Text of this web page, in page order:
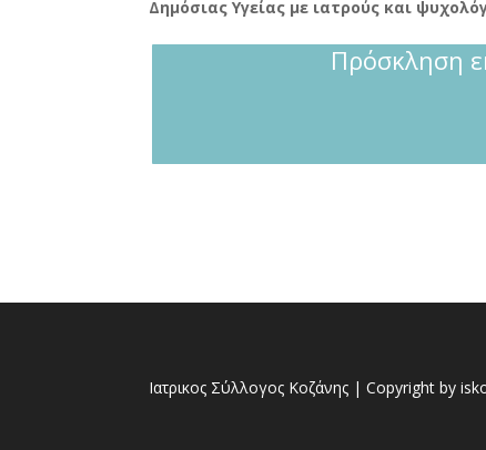
Δημόσιας Υγείας με ιατρούς και
Πρόσκληση
Ιατρικος Σύλλογος Κοζάνης | Copyright by